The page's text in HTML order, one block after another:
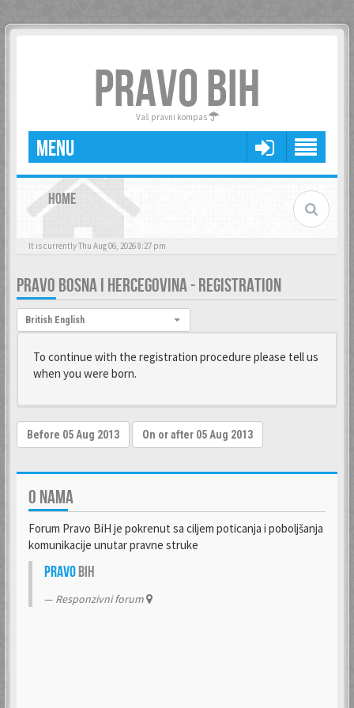
PRAVO BIH
Vaš pravni kompas
MENU
HOME
It is currently Thu Aug 06, 2026 8:27 pm
PRAVO BOSNA I HERCEGOVINA - REGISTRATION
Language:
British English
To continue with the registration procedure please tell us
when you were born.
O NAMA
Forum Pravo BiH je pokrenut sa ciljem poticanja i poboljšanja
komunikacije unutar pravne struke
PravoBiH
Responzivni forum